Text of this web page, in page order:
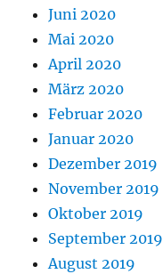
Juni 2020
Mai 2020
April 2020
März 2020
Februar 2020
Januar 2020
Dezember 2019
November 2019
Oktober 2019
September 2019
August 2019